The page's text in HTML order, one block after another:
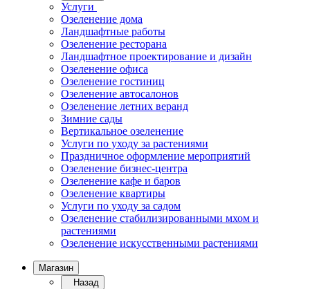
Услуги
Озеленение дома
Ландшафтные работы
Озеленение ресторана
Ландшафтное проектирование и дизайн
Озеленение офиса
Озеленение гостиниц
Озеленение автосалонов
Озеленение летних веранд
Зимние сады
Вертикальное озеленение
Услуги по уходу за растениями
Праздничное оформление мероприятий
Озеленение бизнес-центра
Озеленение кафе и баров
Озеленение квартиры
Услуги по уходу за садом
Озеленение стабилизированными мхом и
растениями
Озеленение искусственными растениями
Магазин
Назад